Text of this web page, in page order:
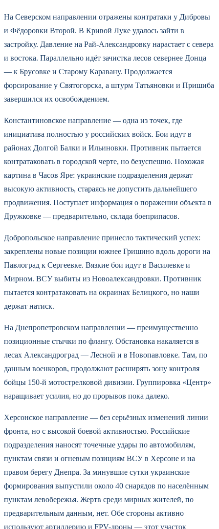
На Северском направлении отражены контратаки у Дибровы
и Фёдоровки Второй. В Кривой Луке удалось зайти в
застройку. Давление на Рай-Александровку нарастает с севера
и востока. Параллельно идёт зачистка лесов севернее Донца
— к Брусовке и Старому Каравану. Продолжается
форсирование у Святогорска, а штурм Татьяновки и Пришиба
завершился их освобождением.
Константиновское направление — одна из точек, где
инициатива полностью у российских войск. Бои идут в
районах Долгой Балки и Ильиновки. Противник пытается
контратаковать в городской черте, но безуспешно. Похожая
картина в Часов Яре: украинские подразделения держат
высокую активность, стараясь не допустить дальнейшего
продвижения. Поступает информация о поражении объекта в
Дружковке — предварительно, склада боеприпасов.
Добропольское направление принесло тактический успех:
закреплены новые позиции южнее Гришино вдоль дороги на
Павлоград к Сергеевке. Вязкие бои идут в Василевке и
Мирном. ВСУ выбиты из Новоалександровки. Противник
пытается контратаковать на окраинах Белицкого, но наши
держат натиск.
На Днепропетровском направлении — преимущественно
позиционные стычки по флангу. Обстановка накаляется в
лесах Александроград — Лесной и в Новопавловке. Там, по
данным военкоров, продолжают расширять зону контроля
бойцы 150-й мотострелковой дивизии. Группировка «Центр»
наращивает усилия, но до прорывов пока далеко.
Херсонское направление — без серьёзных изменений линии
фронта, но с высокой боевой активностью. Российские
подразделения наносят точечные удары по автомобилям,
пунктам связи и огневым позициям ВСУ в Херсоне и на
правом берегу Днепра. За минувшие сутки украинские
формирования выпустили около 40 снарядов по населённым
пунктам левобережья. Жертв среди мирных жителей, по
предварительным данным, нет. Обе стороны активно
используют артиллерию и FPV-дроны — этот участок